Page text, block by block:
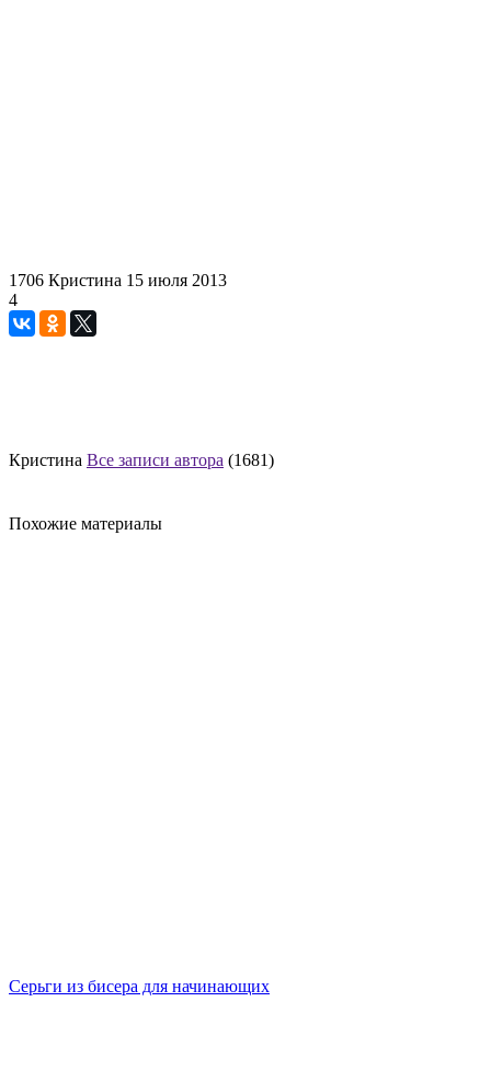
1706 Кристина 15 июля 2013
4
Кристина Все записи автора (1681)
Похожие материалы
Серьги из бисера для начинающих